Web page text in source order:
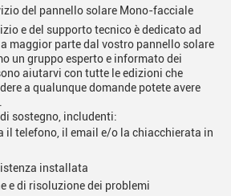
del pannello solare Mono-facciale
e del supporto tecnico è dedicato ad
maggior parte dal vostro pannello solare
un gruppo esperto e informato dei
aiutarvi con tutte le edizioni che
a qualunque domande potete avere
sostegno, includenti:
il telefono, il email e/o la chiacchierata in
installata
e di risoluzione dei problemi